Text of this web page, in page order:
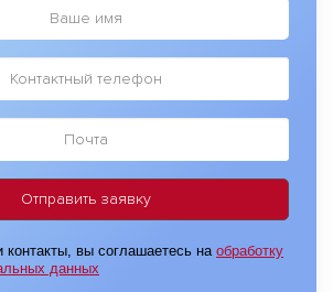
контакты, вы соглашаетесь на обработку
данных